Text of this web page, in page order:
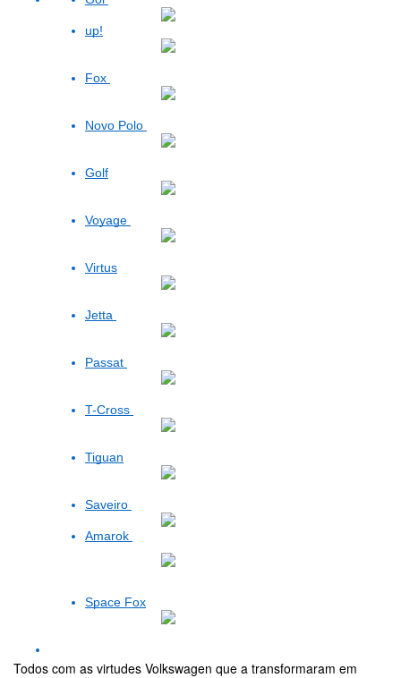
up!
Fox
Novo Polo
Golf
Voyage
Virtus
Jetta
Passat
T-Cross
Tiguan
Saveiro
Amarok
Space Fox
Todos com as virtudes Volkswagen que a transformaram em